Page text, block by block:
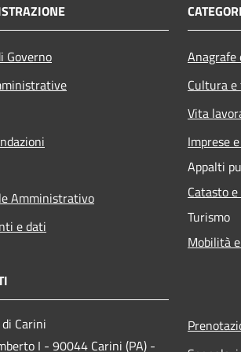
Governo
Amministrativo
e dati
Cultura
Vita
Imprese
Appalti
Catasto
Turismo
Mobilità
Carini
I - 90044 Carini (PA) -